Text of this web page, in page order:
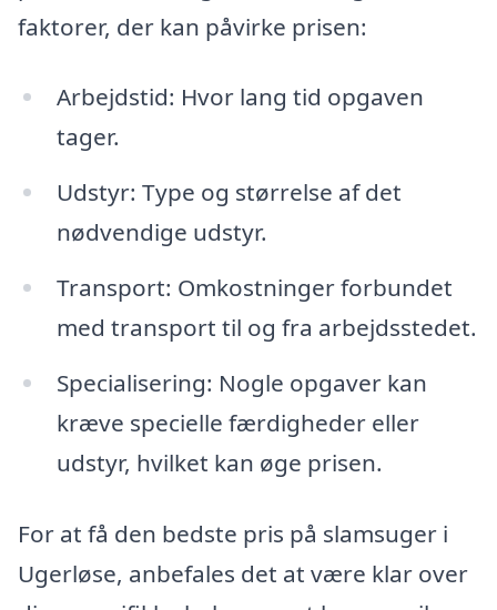
faktorer, der kan påvirke prisen:
Arbejdstid: Hvor lang tid opgaven
tager.
Udstyr: Type og størrelse af det
nødvendige udstyr.
Transport: Omkostninger forbundet
med transport til og fra arbejdsstedet.
Specialisering: Nogle opgaver kan
kræve specielle færdigheder eller
udstyr, hvilket kan øge prisen.
For at få den bedste pris på slamsuger i
Ugerløse, anbefales det at være klar over